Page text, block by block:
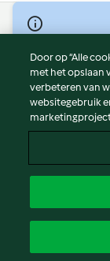
© Copyright 2026
Privacybeleid
Disclaimer
Colofon
Verslag Inhoud
Door op “Alle
met het opslaan
verbeteren van
websitegebruik